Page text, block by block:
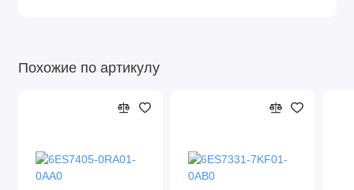
Похожие по артикулу